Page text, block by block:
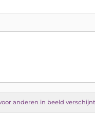
anderen in beeld verschijnt